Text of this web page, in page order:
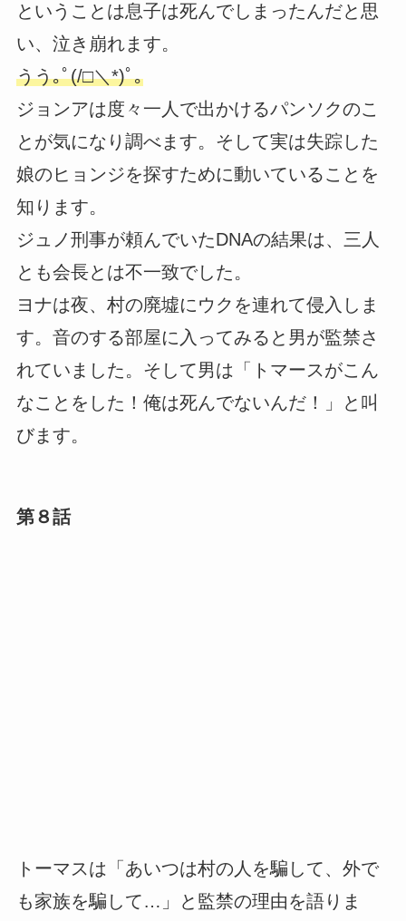
ということは息子は死んでしまったんだと思
い、泣き崩れます。
うう｡ﾟ(/□＼*)ﾟ｡
ジョンアは度々一人で出かけるパンソクのこ
とが気になり調べます。そして実は失踪した
娘のヒョンジを探すために動いていることを
知ります。
ジュノ刑事が頼んでいたDNAの結果は、三人
とも会長とは不一致でした。
ヨナは夜、村の廃墟にウクを連れて侵入しま
す。音のする部屋に入ってみると男が監禁さ
れていました。そして男は「トマースがこん
なことをした！俺は死んでないんだ！」と叫
びます。
第８話
トーマスは「あいつは村の人を騙して、外で
も家族を騙して…」と監禁の理由を語りま